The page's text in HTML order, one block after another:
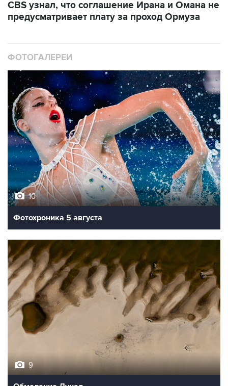
CBS узнал, что соглашение Ирана и Омана не
предусматривает плату за проход Ормуза
ФОТОГАЛЕРЕИ
10
Фотохроника 5 августа
9